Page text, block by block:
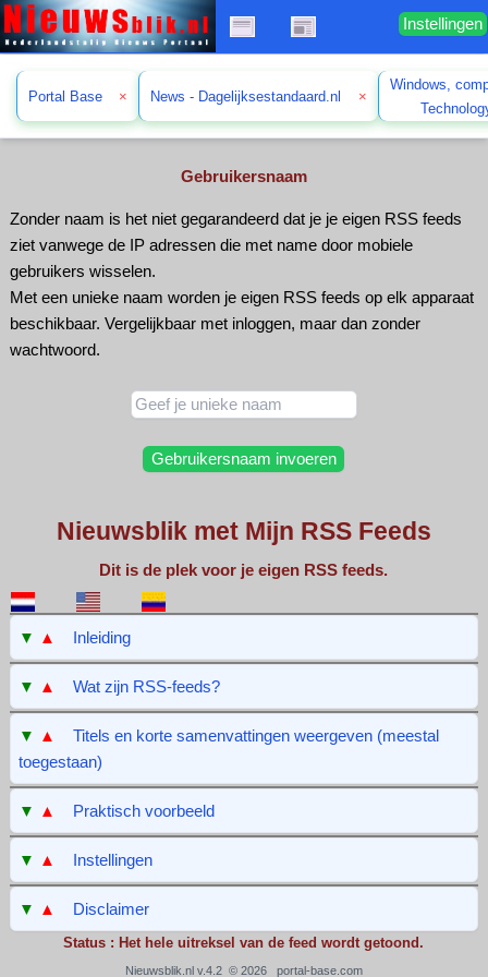
Instellingen
Portal Base × News - Dagelijksestandaard.nl ×
Windows,
Gebruikersnaam
Zonder naam is het niet gegarandeerd dat je je eigen RSS feeds
ziet vanwege de IP adressen die met name door mobiele
gebruikers wisselen.
Met een unieke naam worden je eigen RSS feeds op elk apparaat
beschikbaar. Vergelijkbaar met inloggen, maar dan zonder
wachtwoord.
Nieuwsblik met Mijn RSS Feeds
Dit is de plek voor je eigen RSS feeds.
▼ ▲ Inleiding
▼ ▲ Wat zijn RSS-feeds?
▼ ▲
Titels en korte samenvattingen weergeven (meestal
toegestaan)
▼ ▲ Praktisch voorbeeld
▼ ▲ Instellingen
▼ ▲ Disclaimer
Status : Het hele uitreksel van de feed wordt getoond.
Nieuwsblik.nl v.4.2 © 2026 portal-base.com